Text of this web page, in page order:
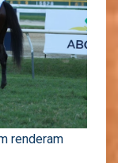
renderam